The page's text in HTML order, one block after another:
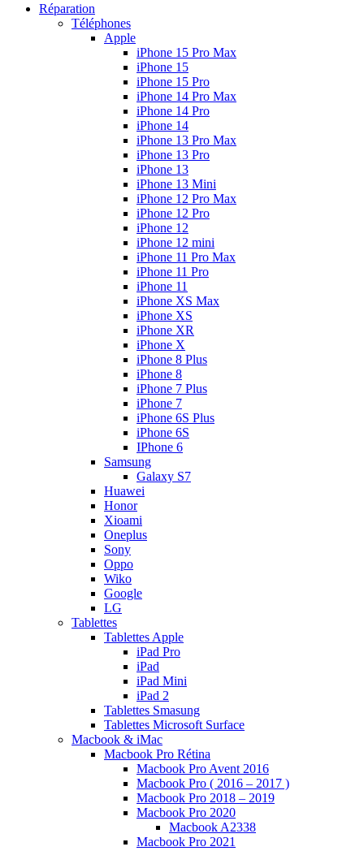
Réparation
Téléphones
Apple
iPhone 15 Pro Max
iPhone 15
iPhone 15 Pro
iPhone 14 Pro Max
iPhone 14 Pro
iPhone 14
iPhone 13 Pro Max
iPhone 13 Pro
iPhone 13
iPhone 13 Mini
iPhone 12 Pro Max
iPhone 12 Pro
iPhone 12
iPhone 12 mini
iPhone 11 Pro Max
iPhone 11 Pro
iPhone 11
iPhone XS Max
iPhone XS
iPhone XR
iPhone X
iPhone 8 Plus
iPhone 8
iPhone 7 Plus
iPhone 7
iPhone 6S Plus
iPhone 6S
IPhone 6
Samsung
Galaxy S7
Huawei
Honor
Xioami
Oneplus
Sony
Oppo
Wiko
Google
LG
Tablettes
Tablettes Apple
iPad Pro
iPad
iPad Mini
iPad 2
Tablettes Smasung
Tablettes Microsoft Surface
Macbook & iMac
Macbook Pro Rétina
Macbook Pro Avent 2016
Macbook Pro ( 2016 – 2017 )
Macbook Pro 2018 – 2019
Macbook Pro 2020
Macbook A2338
Macbook Pro 2021